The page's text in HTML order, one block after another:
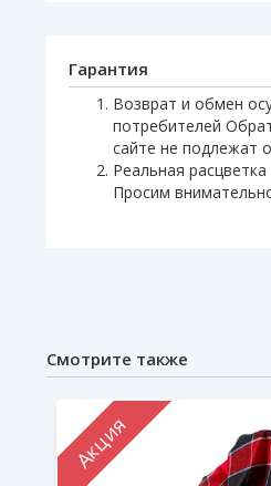
Гарантия
Возврат и обмен
потребителей
сайте не подлежат
Реальная
Просим
Смотрите также
Акция